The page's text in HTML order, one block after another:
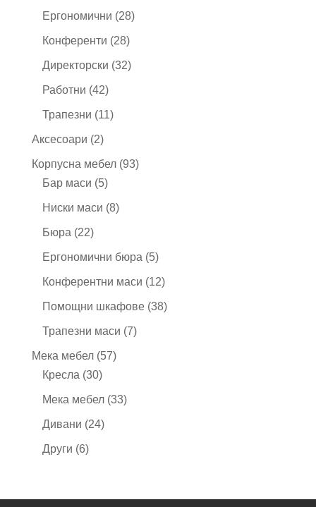
продукта
Ергономични 2828
Конференти 2828
продукта
Директорски 3232
Работни 4242
продукта
Трапезни 1111
Аксесоари 22
продукта
Корпусна мебел 9393
Бар маси 55
продукта
Ниски маси 88
Бюра 2222
продукта
Ергономични бюра 55
продукта
Конферентни маси 1212
продукта
Помощни шкафове 3838
Трапезни маси 77
Мека мебел 5757
Кресла 3030
продукта
Мека мебел 3333
Дивани 2424
Други 66